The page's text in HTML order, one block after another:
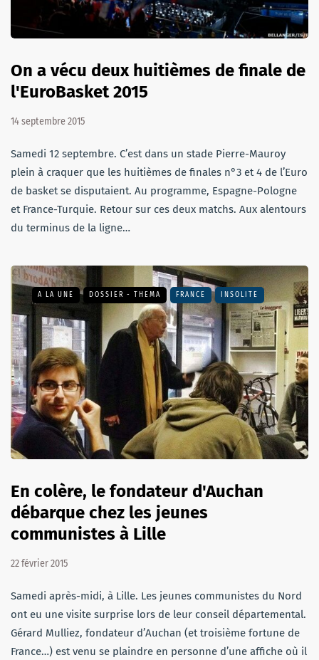
On a vécu deux huitièmes de finale de
l'EuroBasket 2015
14 septembre 2015
Samedi 12 septembre. C’est dans un stade Pierre-Mauroy
plein à craquer que les huitièmes de finales n°3 et 4 de l’Euro
de basket se disputaient. Au programme, Espagne-Pologne
et France-Turquie. Retour sur ces deux matchs. Aux alentours
du terminus de la ligne…
A LA UNE DOSSIER - THEMA FRANCE INSOLITE
En colère, le fondateur d'Auchan
débarque chez les jeunes
communistes à Lille
22 février 2015
Samedi après-midi, à Lille. Les jeunes communistes du Nord
ont eu une visite surprise lors de leur conseil départemental.
Gérard Mulliez, fondateur d’Auchan (et troisième fortune de
France…) est venu se plaindre en personne d’une affiche où il